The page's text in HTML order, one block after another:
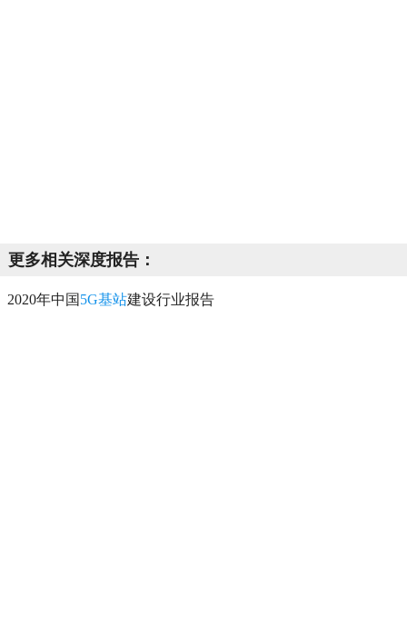
更多相关深度报告：
2020年中国 5G基站建设行业报告